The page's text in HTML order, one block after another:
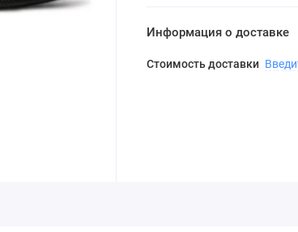
Информация о доставке
Стоимость доставки